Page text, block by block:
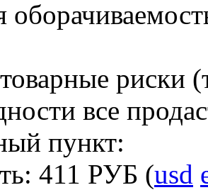
риски
все
пункт:
411 РУБ (usd